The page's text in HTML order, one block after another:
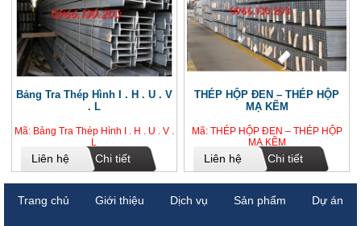
Bảng Tra Thép Hình I . H . U . V
. L
Mã: Bảng Tra Thép Hình I . H . U . V .
L
Liên hệ Chi tiết
THÉP HỘP ĐEN – THÉP HỘP
MẠ KẼM
Mã: THÉP HỘP ĐEN – THÉP HỘP
MẠ KẼM
Liên hệ Chi tiết
Trang chủ Giới thiệu Dịch vụ Sản phẩm Dự án